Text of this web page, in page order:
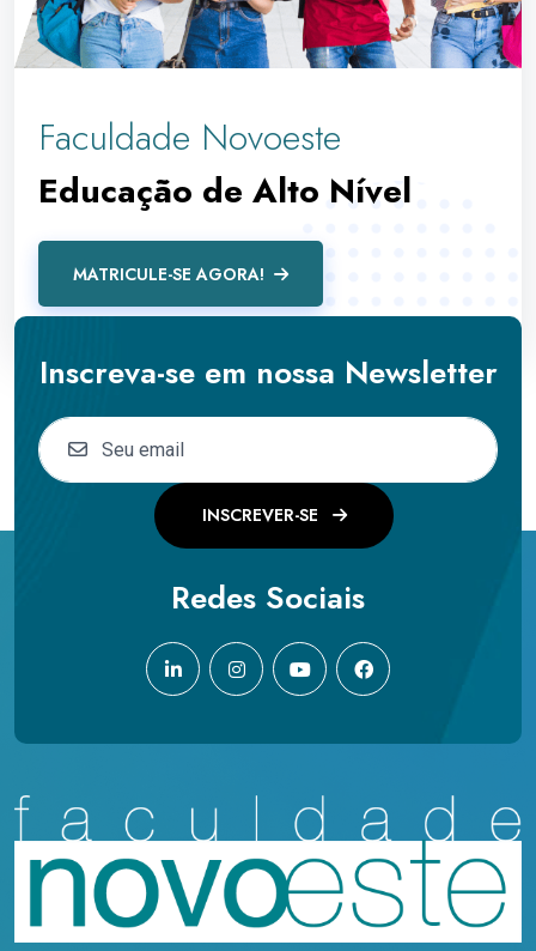
Faculdade Novoeste
Educação de Alto Nível
MATRICULE-SE AGORA!
Inscreva-se em nossa Newsletter
INSCREVER-SE
Redes Sociais